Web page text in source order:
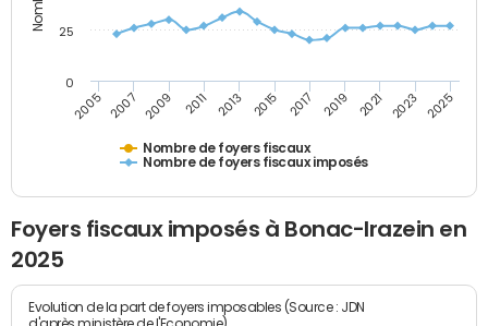
Nombre de foyers fiscaux
Nombre de foyers fiscaux imposés
2005 2007 2009 2011 2013 2015 2017 2019 2021 2023 2025
0
25
Foyers fiscaux imposés à Bonac-Irazein en
2025
Evolution de la part de foyers imposables (Source : JDN